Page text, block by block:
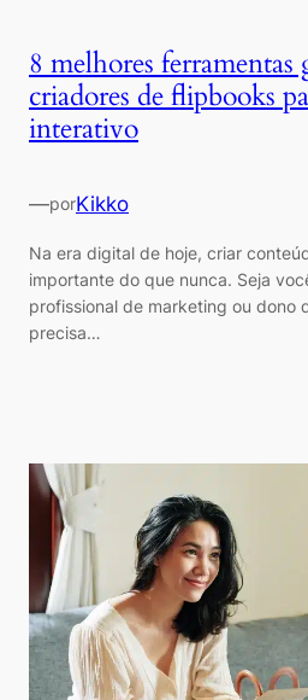
8 melhores ferramentas
criadores de flipbooks
interativo
—porKikko
Na era digital de hoje, criar
importante do que nunca. Seja
profissional de marketing ou dono
precisa…